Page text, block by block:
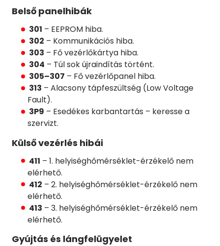
Belső panelhibák
301 – EEPROM hiba.
302 – Kommunikációs hiba.
303 – Fő vezérlőkártya hiba.
304 – Túl sok újraindítás történt.
305–307 – Fő vezérlőpanel hiba.
313 – Alacsony tápfeszültség (Low Voltage
Fault).
3P9 – Esedékes karbantartás – keresse a
szervizt.
Külső vezérlés hibái
411 – 1. helyiséghőmérséklet-érzékelő nem
elérhető.
412 – 2. helyiséghőmérséklet-érzékelő nem
elérhető.
413 – 3. helyiséghőmérséklet-érzékelő nem
elérhető.
Gyújtás és lángfelügyelet